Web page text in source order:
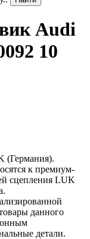
Audi
10
(Германия).
к премиум-
сцепления LUK
данного
детали.